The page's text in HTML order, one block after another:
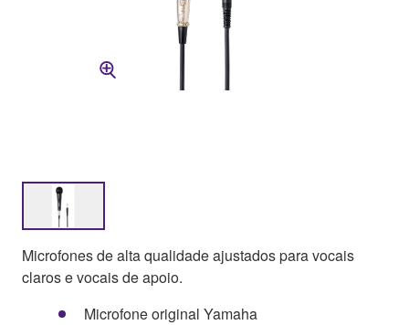
Microfones de alta qualidade ajustados para vocais
claros e vocais de apoio.
Microfone original Yamaha